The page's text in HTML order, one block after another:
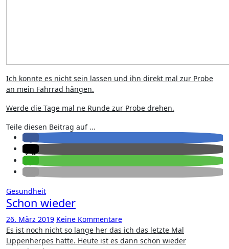
Ich konnte es nicht sein lassen und ihn direkt mal zur Probe
an mein Fahrrad hängen.
Werde die Tage mal ne Runde zur Probe drehen.
Teile diesen Beitrag auf ...
Gesundheit
Schon wieder
26. März 2019 Keine Kommentare
Es ist noch nicht so lange her das ich das letzte Mal
Lippenherpes hatte. Heute ist es dann schon wieder